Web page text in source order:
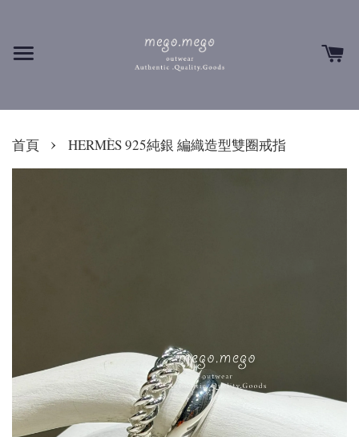
首頁 › HERMÈS 925純銀 編織造型雙圈戒指